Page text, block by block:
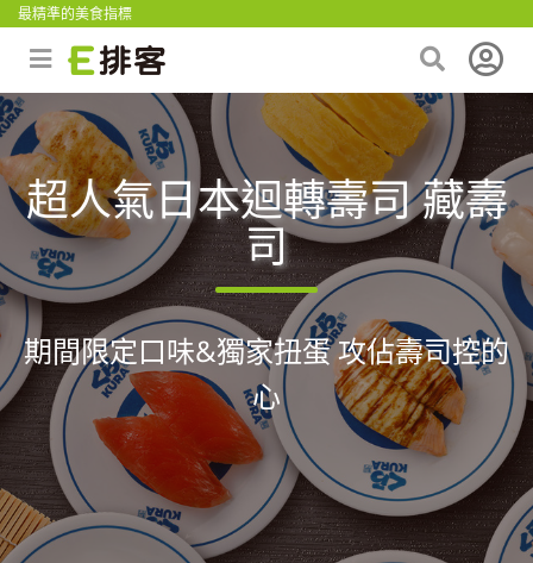
最精準的美食指標
超人氣日本迴轉壽司 藏壽
司
期間限定口味&獨家扭蛋 攻佔壽司控的
心